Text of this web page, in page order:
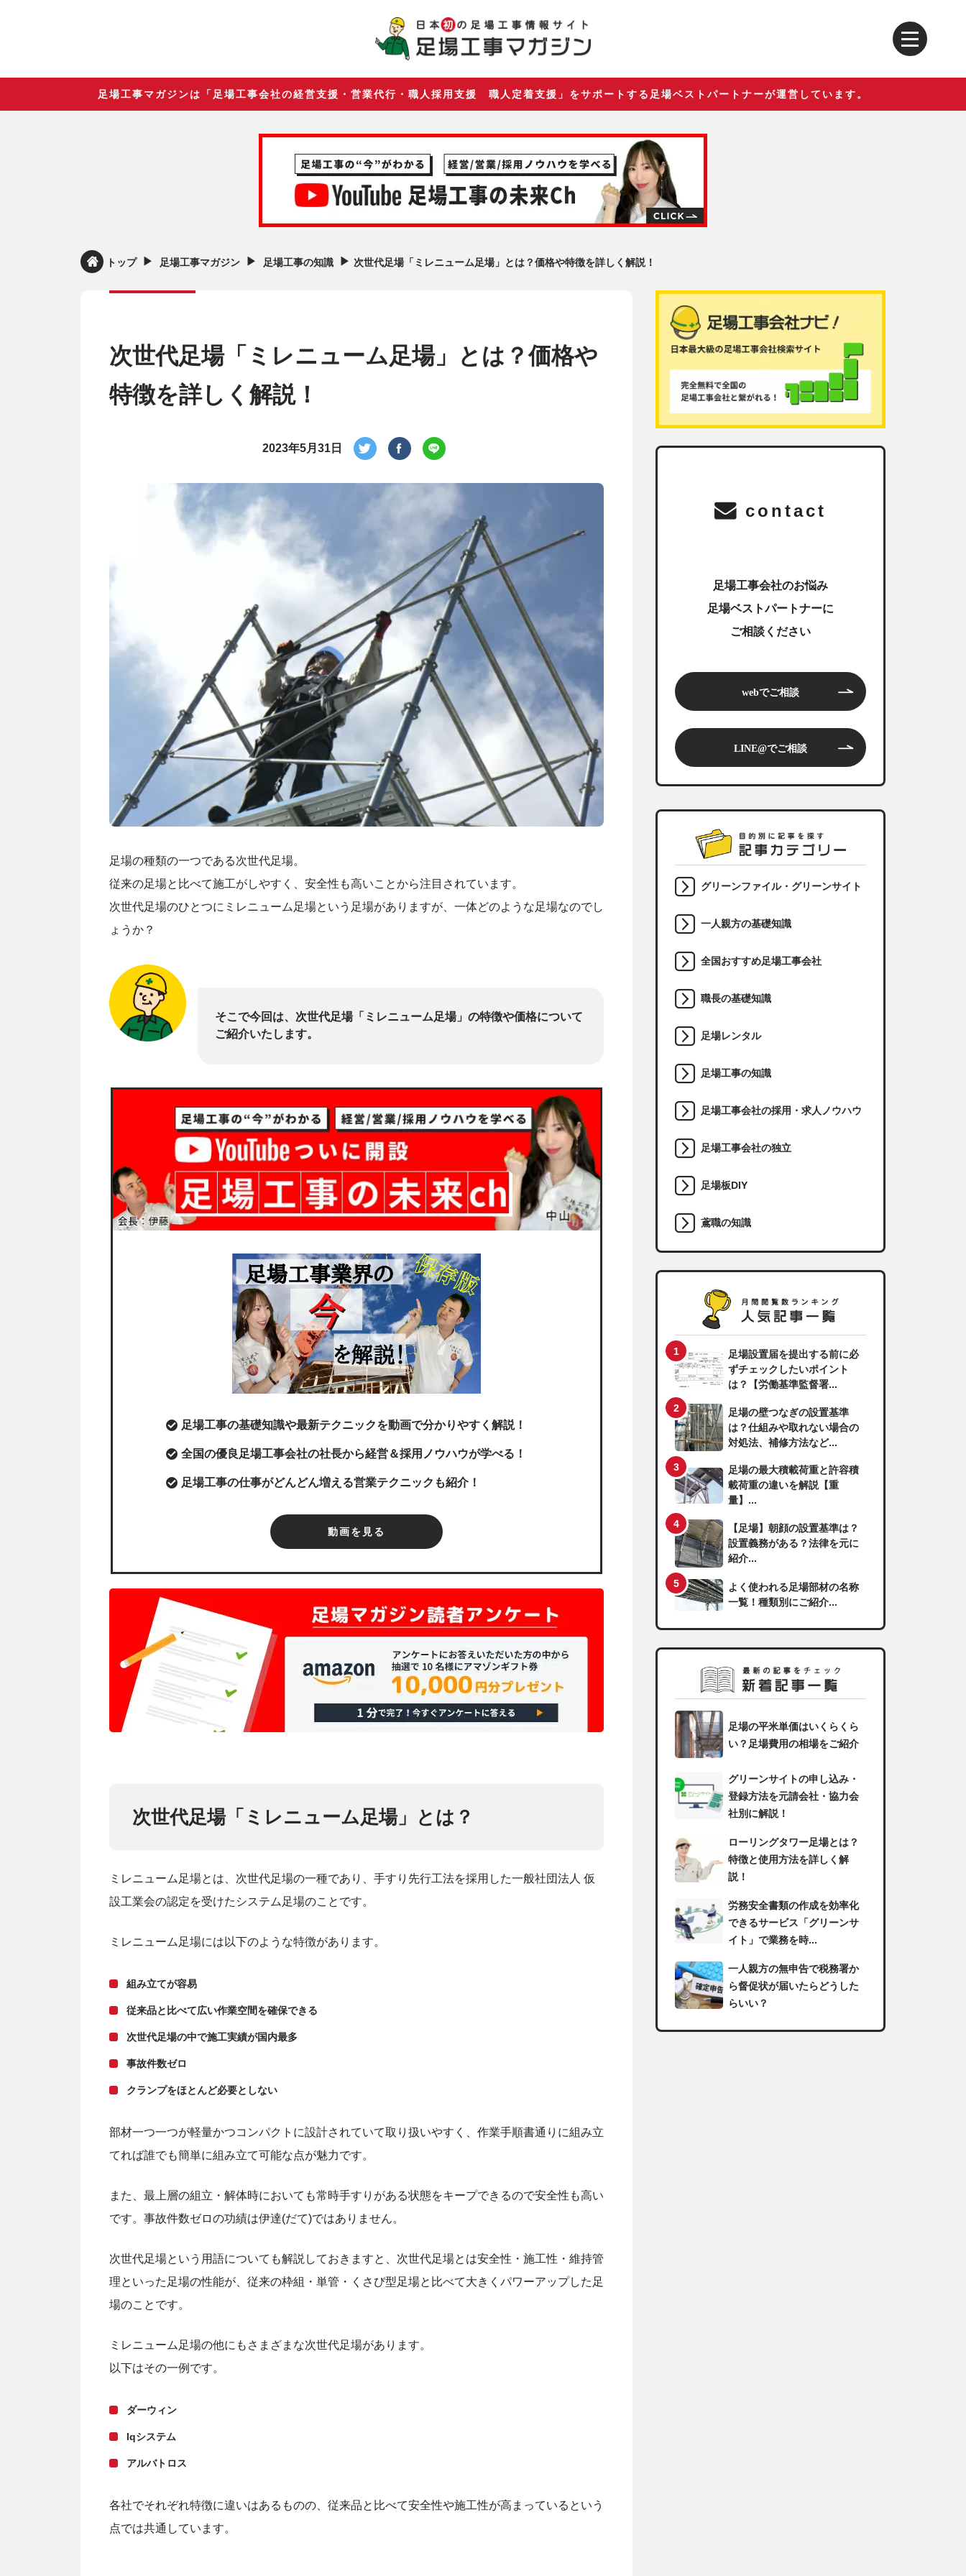
足場工事マガジンは「足場工事会社の経営支援・営業代行・職人採用支援 職人定着支援」をサポートする足場ベストパートナーが運営しています。
トップ ▶︎ 足場工事マガジン ▶︎ 足場工事の知識 ▶︎ 次世代足場「ミレニューム足場」とは？価格や特徴を詳しく解説！
次世代足場「ミレニューム足場」とは？価格や
特徴を詳しく解説！
2023年5月31日
足場の種類の一つである次世代足場。
従来の足場と比べて施工がしやすく、安全性も高いことから注目されています。
次世代足場のひとつにミレニューム足場という足場がありますが、一体どのような足場なのでし
ょうか？
そこで今回は、次世代足場「ミレニューム足場」の特徴や価格について
ご紹介いたします。
足場工事の基礎知識や最新テクニックを動画で分かりやすく解説！
全国の優良足場工事会社の社長から経営＆採用ノウハウが学べる！
足場工事の仕事がどんどん増える営業テクニックも紹介！
動画を見る
次世代足場「ミレニューム足場」とは？
ミレニューム足場とは、次世代足場の一種であり、手すり先行工法を採用した一般社団法人 仮
設工業会の認定を受けたシステム足場のことです。
ミレニューム足場には以下のような特徴があります。
組み立てが容易
従来品と比べて広い作業空間を確保できる
次世代足場の中で施工実績が国内最多
事故件数ゼロ
クランプをほとんど必要としない
部材一つ一つが軽量かつコンパクトに設計されていて取り扱いやすく、作業手順書通りに組み立
てれば誰でも簡単に組み立て可能な点が魅力です。
また、最上層の組立・解体時においても常時手すりがある状態をキープできるので安全性も高い
です。事故件数ゼロの功績は伊達(だて)ではありません。
次世代足場という用語についても解説しておきますと、次世代足場とは安全性・施工性・維持管
理といった足場の性能が、従来の枠組・単管・くさび型足場と比べて大きくパワーアップした足
場のことです。
ミレニューム足場の他にもさまざまな次世代足場があります。
以下はその一例です。
ダーウィン
lqシステム
アルバトロス
各社でそれぞれ特徴に違いはあるものの、従来品と比べて安全性や施工性が高まっているという
点では共通しています。
contact
足場工事会社のお悩み
足場ベストパートナーに
ご相談ください
webでご相談
LINE@でご相談
グリーンファイル・グリーンサイト
一人親方の基礎知識
全国おすすめ足場工事会社
職長の基礎知識
足場レンタル
足場工事の知識
足場工事会社の採用・求人ノウハウ
足場工事会社の独立
足場板DIY
鳶職の知識
足場設置届を提出する前に必
ずチェックしたいポイント
は？【労働基準監督署...
足場の壁つなぎの設置基準
は？仕組みや取れない場合の
対処法、補修方法など...
足場の最大積載荷重と許容積
載荷重の違いを解説【重
量】...
【足場】朝顔の設置基準は？
設置義務がある？法律を元に
紹介...
よく使われる足場部材の名称
一覧！種類別にご紹介...
足場の平米単価はいくらくら
い？足場費用の相場をご紹介
グリーンサイトの申し込み・
登録方法を元請会社・協力会
社別に解説！
ローリングタワー足場とは？
特徴と使用方法を詳しく解
説！
労務安全書類の作成を効率化
できるサービス「グリーンサ
イト」で業務を時...
一人親方の無申告で税務署か
ら督促状が届いたらどうした
らいい？
足場の組み立てに資格は必